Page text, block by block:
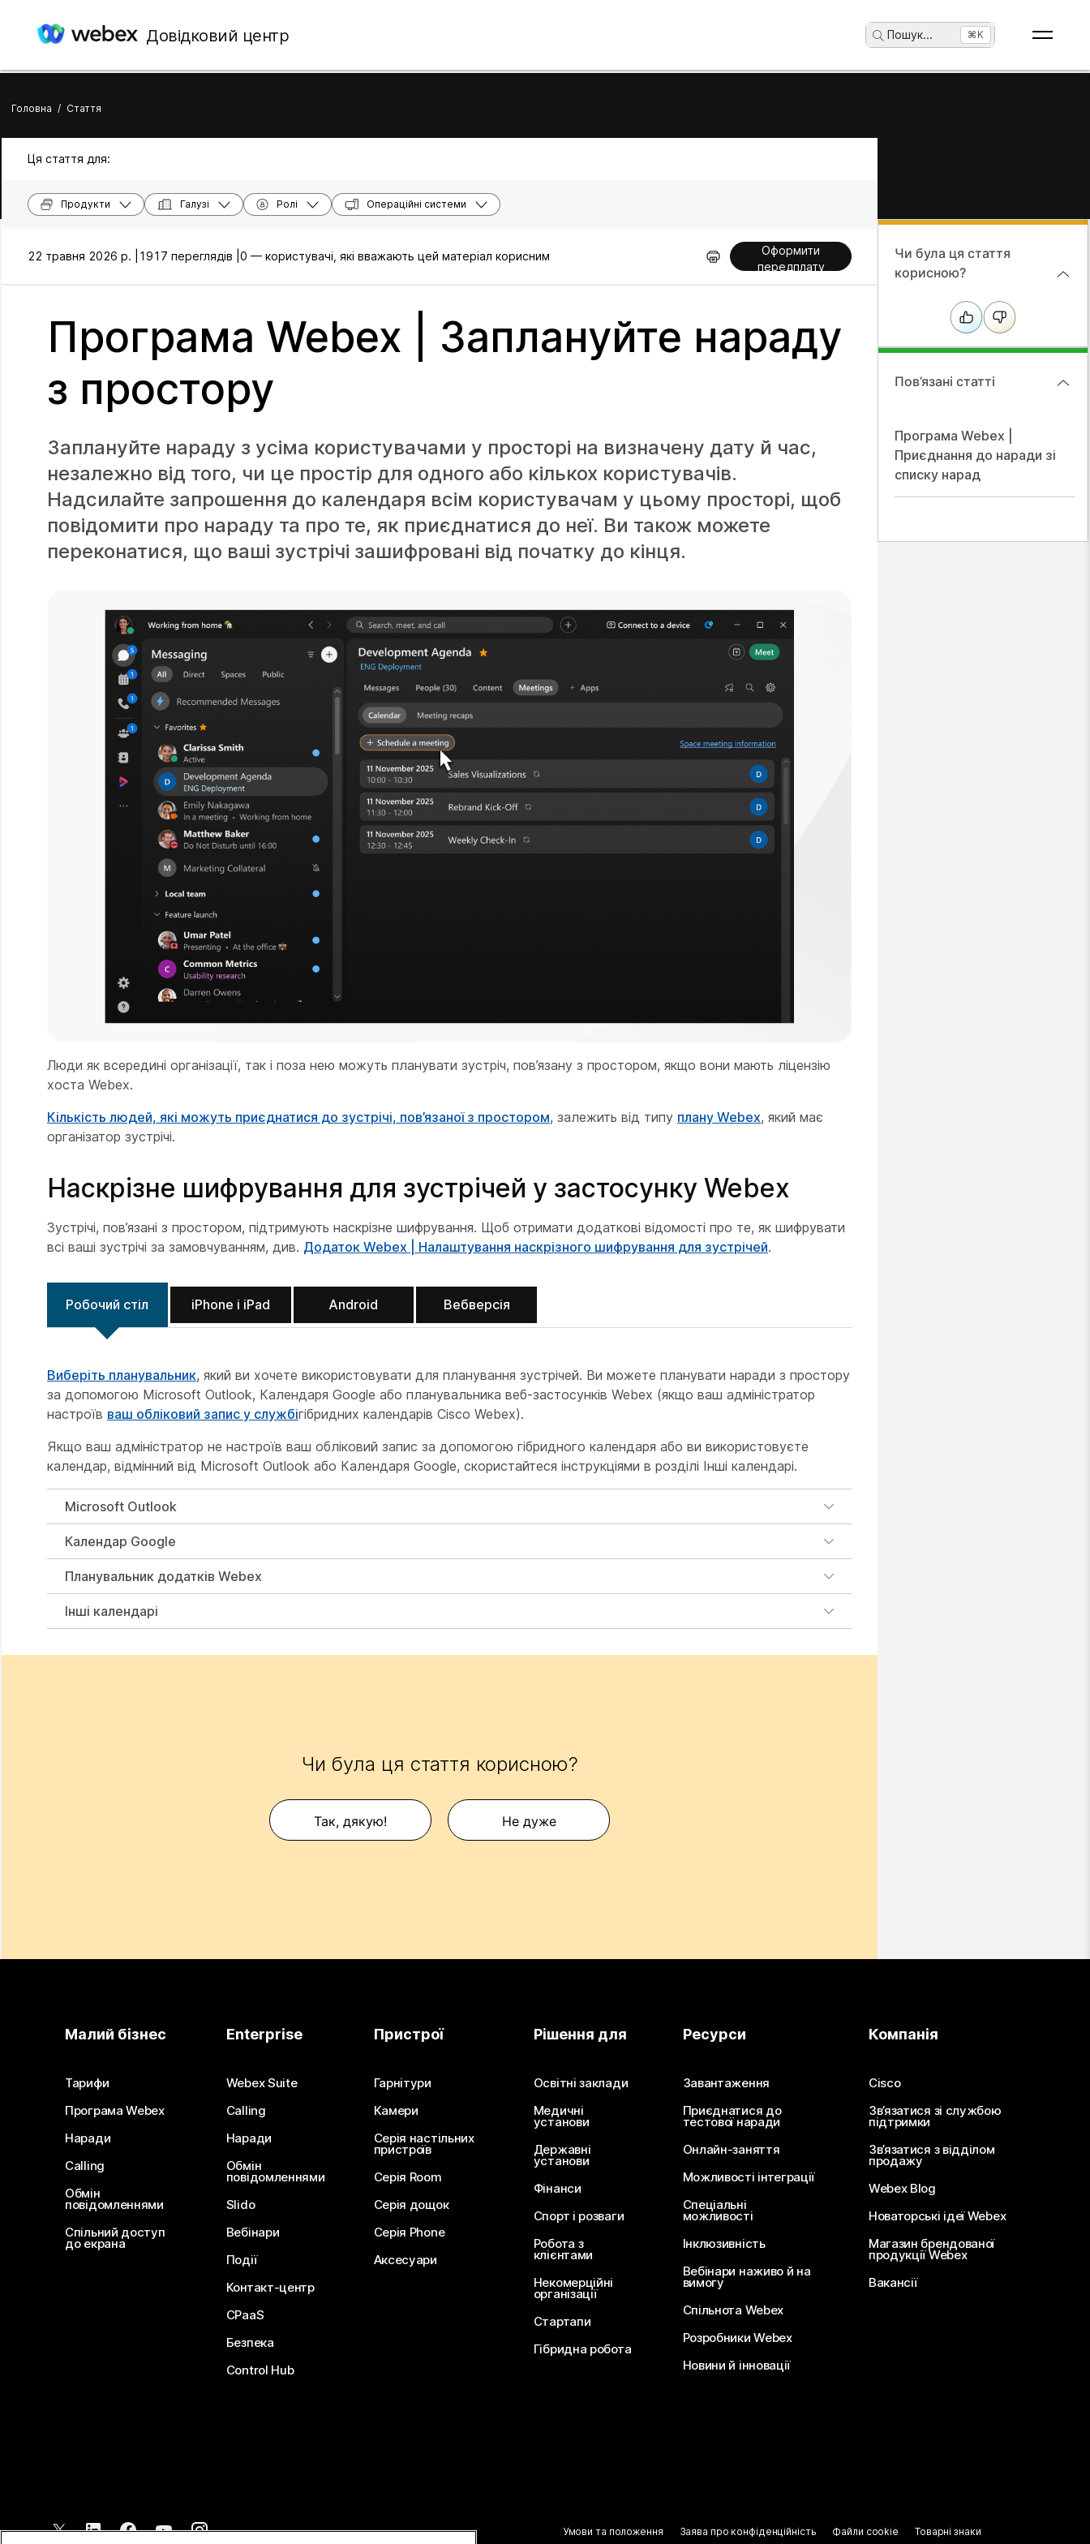
Довідковий центр Пошук... ⌘K
Головна / Стаття
Ця стаття для:
Продукти Галузі Ролі Операційні системи
22 травня 2026 р. | 1917 переглядів | 0 — користувачі, які вважають цей матеріал корисним
Оформити
передплату
Програма Webex | Заплануйте нараду
з простору
Заплануйте нараду з усіма користувачами у просторі на визначену дату й час,
незалежно від того, чи це простір для одного або кількох користувачів.
Надсилайте запрошення до календаря всім користувачам у цьому просторі, щоб
повідомити про нараду та про те, як приєднатися до неї. Ви також можете
переконатися, що ваші зустрічі зашифровані від початку до кінця.
Люди як всередині організації, так і поза нею можуть планувати зустріч, пов’язану з простором, якщо вони мають ліцензію
хоста Webex.
Кількість людей, які можуть приєднатися до зустрічі, пов’язаної з простором, залежить від типу плану Webex, який має
організатор зустрічі.
Наскрізне шифрування для зустрічей у застосунку Webex
Зустрічі, пов’язані з простором, підтримують наскрізне шифрування. Щоб отримати додаткові відомості про те, як шифрувати
всі ваші зустрічі за замовчуванням, див. Додаток Webex | Налаштування наскрізного шифрування для зустрічей.
Робочий стіл iPhone і iPad Android Вебверсія
Виберіть планувальник, який ви хочете використовувати для планування зустрічей. Ви можете планувати наради з простору
за допомогою Microsoft Outlook, Календаря Google або планувальника веб-застосунків Webex (якщо ваш адміністратор
настроїв ваш обліковий запис у службігібридних календарів Cisco Webex).
Якщо ваш адміністратор не настроїв ваш обліковий запис за допомогою гібридного календаря або ви використовуєте
календар, відмінний від Microsoft Outlook або Календаря Google, скористайтеся інструкціями в розділі Інші календарі.
Microsoft Outlook
Календар Google
Планувальник додатків Webex
Інші календарі
Чи була ця стаття корисною?
Так, дякую! Не дуже
Чи була ця стаття
корисною?
Пов’язані статті
Програма Webex |
Приєднання до наради зі
списку нарад
Малий бізнес
Тарифи
Програма Webex
Наради
Calling
Обмін
повідомленнями
Спільний доступ
до екрана
Enterprise
Webex Suite
Calling
Наради
Обмін
повідомленнями
Slido
Вебінари
Події
Контакт-центр
CPaaS
Безпека
Control Hub
Пристрої
Гарнітури
Камери
Серія настільних
пристроїв
Серія Room
Серія дощок
Серія Phone
Аксесуари
Рішення для
Освітні заклади
Медичні
установи
Державні
установи
Фінанси
Спорт і розваги
Робота з
клієнтами
Некомерційні
організації
Стартапи
Гібридна робота
Ресурси
Завантаження
Приєднатися до
тестової наради
Онлайн-заняття
Можливості інтеграції
Спеціальні
можливості
Інклюзивність
Вебінари наживо й на
вимогу
Спільнота Webex
Розробники Webex
Новини й інновації
Компанія
Cisco
Зв’язатися зі службою
підтримки
Зв’язатися з відділом
продажу
Webex Blog
Новаторські ідеї Webex
Магазин брендованої
продукції Webex
Вакансії
Умови та положення Заява про конфіденційність Файли cookie Товарні знаки